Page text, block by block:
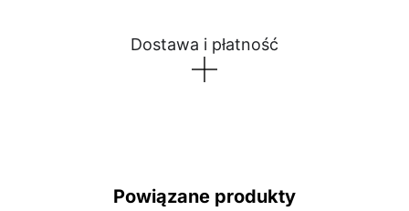
Dostawa i płatność
Powiązane produkty